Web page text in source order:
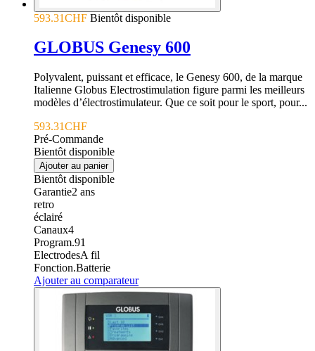
593.31CHF Bientôt disponible
GLOBUS Genesy 600
Polyvalent, puissant et efficace, le Genesy 600, de la marque
Italienne Globus Electrostimulation figure parmi les meilleurs
modèles d’électrostimulateur. Que ce soit pour le sport, pour...
593.31CHF
Pré-Commande
Bientôt disponible
Ajouter au panier
Bientôt disponible
Garantie2 ans
retro
éclairé
Canaux4
Program.91
ElectrodesA fil
Fonction.Batterie
Ajouter au comparateur